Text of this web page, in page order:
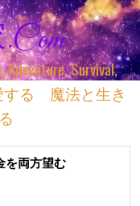
Survival,
する 魔法と生き
を両方望む